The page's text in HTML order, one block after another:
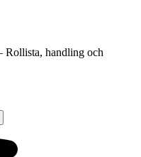
Rollista, handling och